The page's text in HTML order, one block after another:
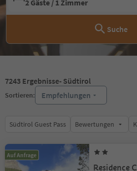
2 Gäste / 1 Zimmer
Suche
7243 Ergebnisse- Südtirol
Sortieren: Empfehlungen
Südtirol Guest Pass Bewertungen
Auf Anfrage
Residence